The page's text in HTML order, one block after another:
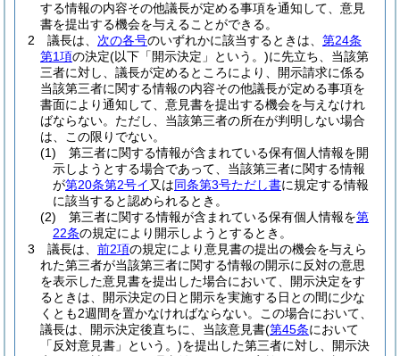
する情報の内容その他議長が定める事項を通知して、意見
書を提出する機会を与えることができる。
2
議長は、 次の各号のいずれかに該当するときは、 第24条
第1項の決定(以下「開示決定」という。)に先立ち、当該第
三者に対し、議長が定めるところにより、開示請求に係る
当該第三者に関する情報の内容その他議長が定める事項を
書面により通知して、意見書を提出する機会を与えなけれ
ばならない。 ただし、当該第三者の所在が判明しない場合
は、この限りでない。
(1)
第三者に関する情報が含まれている保有個人情報を開
示しようとする場合であって、当該第三者に関する情報
が第20条第2号イ 又は同条第3号ただし書に規定する情報
に該当すると認められるとき。
(2)
第三者に関する情報が含まれている保有個人情報を第
22条の規定により開示しようとするとき。
3
議長は、 前2項の規定により意見書の提出の機会を与えら
れた第三者が当該第三者に関する情報の開示に反対の意思
を表示した意見書を提出した場合において、開示決定をす
るときは、開示決定の日と開示を実施する日との間に少な
くとも2週間を置かなければならない。
この場合において、
議長は、開示決定後直ちに、当該意見書(第45条において
「反対意見書」という。)を提出した第三者に対し、開示決